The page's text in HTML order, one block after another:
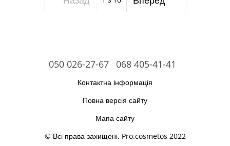
050 026-27-67 068 405-41-41
Контактна інформація
Повна версія сайту
Мапа сайту
© Всі права захищені. Pro.cosmetos 2022